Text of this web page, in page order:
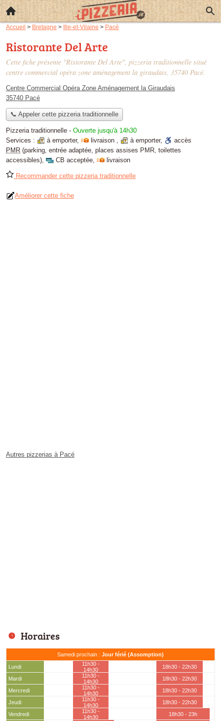
Accueil > Bretagne > Ille-et-Vilaine > Pacé
Ristorante Del Arte
Cette fiche présente "Ristorante Del Arte", pizzeria traditionnelle situé
centre commercial opéra zone aménagement la giraudais, 35740 Pacé.
Centre Commercial Opéra Zone Aménagement la Giraudais
35740 Pacé
📞 Appeler cette pizzeria traditionnelle
Pizzeria traditionnelle - Ouverte jusqu'à 14h30
Services :
à emporter, livraison , à emporter,
accès
PMR (parking, entrée adaptée, places assises PMR, toilettes
accessibles), CB acceptée, livraison
Recommander cette pizzeria traditionnelle
Améliorer cette fiche
Autres pizzerias à Pacé
Horaires
Samedi prochain : Jour férié (Assomption)
Lundi
11h30 -
14h30
18h30 - 22h30
Mardi
11h30 -
14h30
18h30 - 22h30
Mercredi
11h30 -
14h30
18h30 - 22h30
Jeudi
11h30 -
14h30
18h30 - 22h30
Vendredi
11h30 -
14h30
18h30 - 23h